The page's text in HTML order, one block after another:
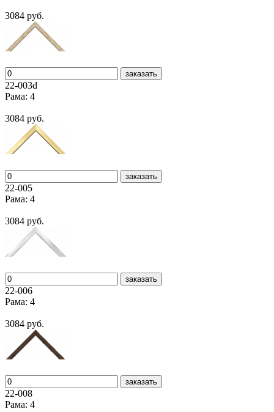
3084 руб.
заказать
22-003d
Рама: 4
3084 руб.
заказать
22-005
Рама: 4
3084 руб.
заказать
22-006
Рама: 4
3084 руб.
заказать
22-008
Рама: 4